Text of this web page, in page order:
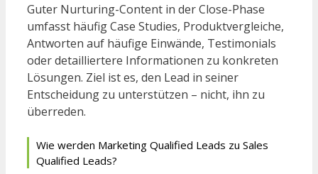
Guter Nurturing-Content in der Close-Phase
umfasst häufig Case Studies, Produktvergleiche,
Antworten auf häufige Einwände, Testimonials
oder detailliertere Informationen zu konkreten
Lösungen. Ziel ist es, den Lead in seiner
Entscheidung zu unterstützen – nicht, ihn zu
überreden.
Wie werden Marketing Qualified Leads zu Sales
Qualified Leads?